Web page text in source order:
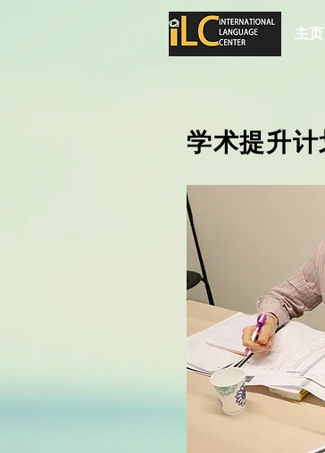
主页
学术提升